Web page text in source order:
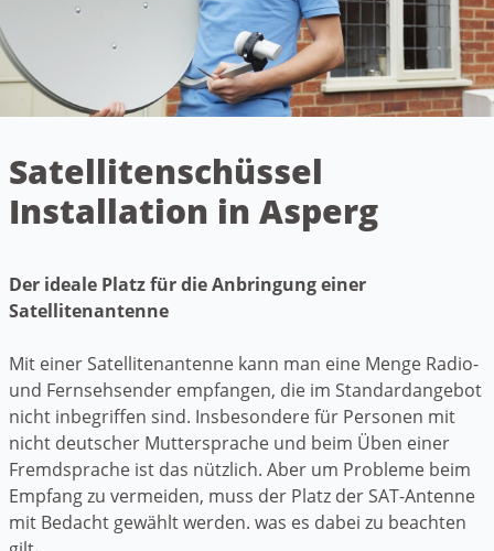
Satellitenschüssel
Installation in Asperg
Der ideale Platz für die Anbringung einer
Satellitenantenne
Mit einer Satellitenantenne kann man eine Menge Radio-
und Fernsehsender empfangen, die im Standardangebot
nicht inbegriffen sind. Insbesondere für Personen mit
nicht deutscher Muttersprache und beim Üben einer
Fremdsprache ist das nützlich. Aber um Probleme beim
Empfang zu vermeiden, muss der Platz der SAT-Antenne
mit Bedacht gewählt werden. was es dabei zu beachten